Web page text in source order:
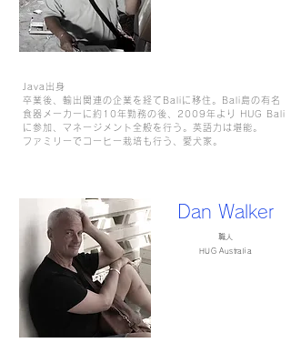
Java出身
卒業後、輸出関連の企業を経てBaliに移住。Bali島の有名
食器メーカーに約10年勤務の後、2009年より HUG Bali
に参加、マネージメント全般を行う。英語力は堪能。
ファミリーでコーヒー栽培も行う、愛犬家。
Dan Walker
職人
HUG Australia